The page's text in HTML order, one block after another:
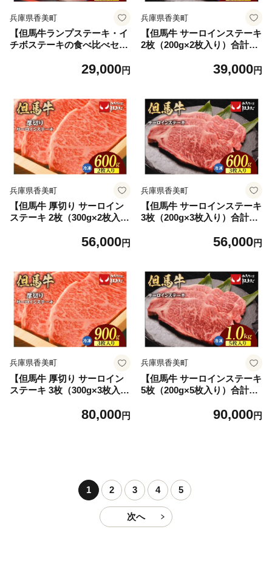
兵庫県香美町
【但馬牛ランプステーキ・イ
チボステーキの食べ比べセッ
凍 牛肉 ステーキ BBQ キャ
すすめ ランキング 兵庫県 香
美町 但馬牛 但馬ビーフはま
だ TJM 73-05
29,000円
兵庫県香美町
【但馬牛 サーロインステーキ
2枚（200g×2枚入り）合計40
ロイン 焼肉 BBQ キャンプ
馬 神戸 兵庫県 香美町 但馬ビ
ーフはまだ TJM 73-06
39,000円
兵庫県香美町
【但馬牛 厚切り サーロイン
ステーキ 2枚（300g×2枚入
テーキ サーロイン 焼肉 BBQ
キング 但馬 神戸 兵庫県 香美
町 但馬ビーフはまだ TJM 73-
07
56,000円
兵庫県香美町
【但馬牛 サーロインステーキ
3枚（200g×3枚入り）合計60
ロイン 焼肉 BBQ キャンプ
馬 神戸 兵庫県 香美町 但馬ビ
ーフはまだ TJM 73-08
56,000円
兵庫県香美町
【但馬牛 厚切り サーロイン
ステーキ 3枚（300g×3枚入
テーキ サーロイン 焼肉 BBQ
80,000円
兵庫県香美町
【但馬牛 サーロインステーキ
5枚（200g×5枚入り）合計1k
BBQ キャンプ サーロイン 大
90,000円
1 2 3 4 5
次へ